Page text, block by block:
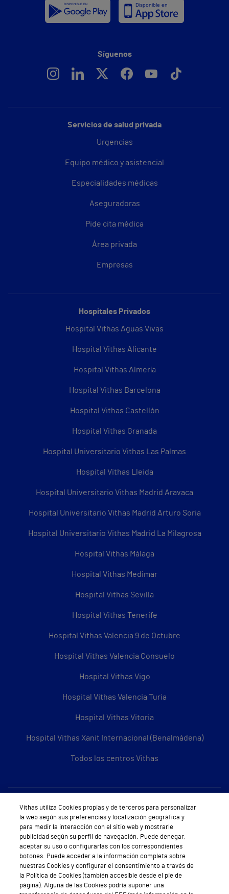
Servicios de salud privada
Urgencias
Equipo médico y asistencial
Especialidades médicas
Aseguradoras
Pide cita médica
Área privada
Empresas
Hospitales Privados
Hospital Vithas Aguas Vivas
Hospital Vithas Alicante
Hospital Vithas Almería
Hospital Vithas Barcelona
Hospital Vithas Castellón
Hospital Vithas Granada
Hospital Universitario Vithas Las Palmas
Hospital Vithas Lleida
Hospital Universitario Vithas Madrid Aravaca
Hospital Universitario Vithas Madrid Arturo Soria
Hospital Universitario Vithas Madrid La Milagrosa
Hospital Vithas Málaga
Hospital Vithas Medimar
Hospital Vithas Sevilla
Hospital Vithas Tenerife
Hospital Vithas Valencia 9 de Octubre
Hospital Vithas Valencia Consuelo
Hospital Vithas Vigo
Hospital Vithas Valencia Turia
Hospital Vithas Vitoria
Hospital Vithas Xanit Internacional (Benalmádena)
Todos los centros Vithas
Sobre Vithas
Quiénes somos
Trabajar en Vithas
Teléfono Cita Médica
Teléfono Atención al Cliente
Síguenos
Vithas utiliza Cookies propias y de terceros para personalizar
la web según sus preferencias y localización geográfica y
para medir la interacción con el sitio web y mostrarle
publicidad según su perfil de navegación. Puede denegar,
aceptar su uso o configurarlas con los correspondientes
botones. Puede acceder a la información completa sobre
nuestras Cookies y configurar el consentimiento a través de
la Política de Cookies (también accesible desde el pie de
página). Alguna de las Cookies podría suponer una